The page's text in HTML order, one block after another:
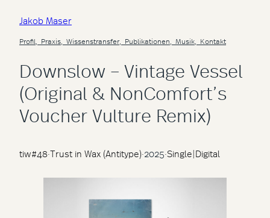
Jakob Maser
Profil, Praxis, Wissenstransfer, Publikationen, Musik, Kontakt
Downslow – Vintage Vessel
(Original & NonComfort’s
Voucher Vulture Remix)
tiw#48·Trust in Wax (Antitype)·2025·Single|Digital